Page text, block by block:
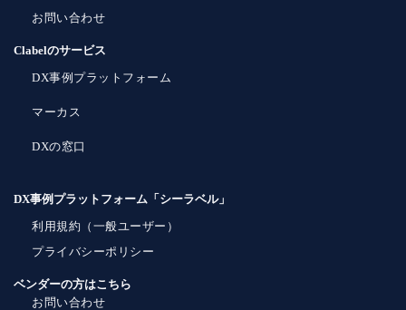
お問い合わせ
Clabelのサービス
DX事例プラットフォーム
マーカス
DXの窓口
DX事例プラットフォーム「シーラベル」
利用規約（一般ユーザー）
プライバシーポリシー
ベンダーの方はこちら
お問い合わせ